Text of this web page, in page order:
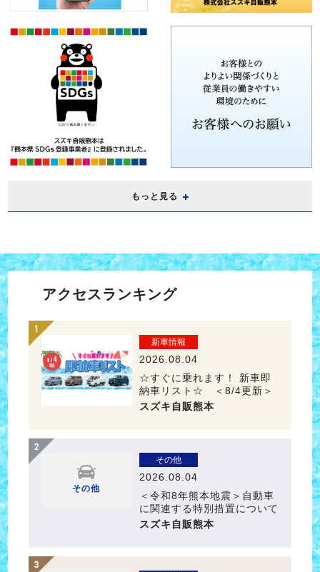
もっと見る
アクセスランキング
新車情報
2026.08.04
☆すぐに乗れます！ 新車即
納車リスト☆ ＜8/4更新＞
スズキ自販熊本
その他
2026.08.04
＜令和8年熊本地震＞自動車
に関連する特別措置について
スズキ自販熊本